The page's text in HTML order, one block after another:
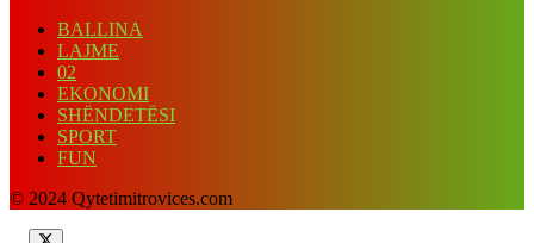
BALLINA
LAJME
02
EKONOMI
SHËNDETËSI
SPORT
FUN
© 2024 Qytetimitrovices.com